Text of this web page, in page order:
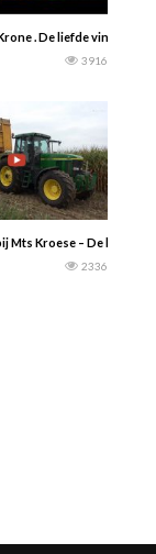
dag voor aspirant-
. De liefde vindt
3916
Mts Kroese – De kanten
2336
inkuilen door